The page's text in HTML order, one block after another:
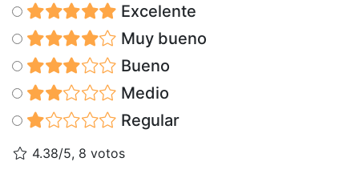
Excelente
Muy bueno
Bueno
Medio
Regular
4.38/5, 8 votos